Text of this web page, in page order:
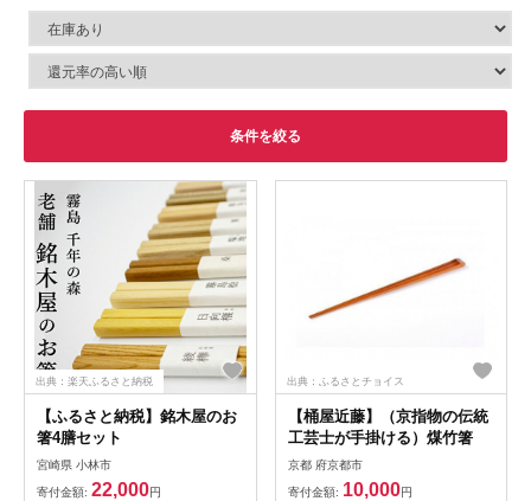
条件を絞る
出典：楽天ふるさと納税
【ふるさと納税】銘木屋のお
箸4膳セット
宮崎県 小林市
寄付金額: 22,000円
出典：ふるさとチョイス
【桶屋近藤】（京指物の伝統
工芸士が手掛ける）煤竹箸
京都 府京都市
寄付金額: 10,000円